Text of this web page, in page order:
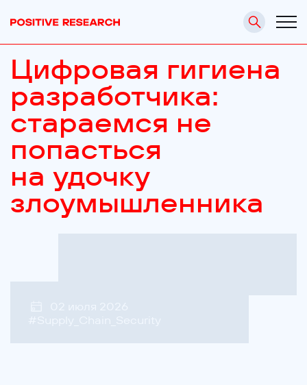
Цифровая гигиена
разработчика:
стараемся не
попасться
на удочку
злоумышленника